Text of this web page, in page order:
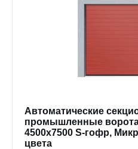
Автоматические
промышленные ворота
4500х7500 S-гофр,
цвета